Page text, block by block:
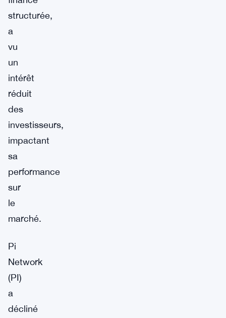
structurée,
a
vu
un
intérêt
réduit
des
investisseurs,
impactant
sa
performance
sur
le
marché.
Pi
Network
(PI)
a
décliné